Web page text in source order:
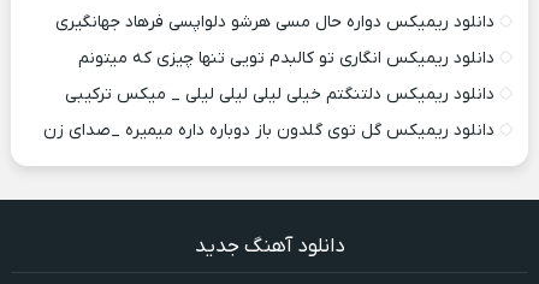
دانلود ریمیکس دواره حال مسی هرشو دلواپسی فرهاد جهانگیری
دانلود ریمیکس انگاری تو کالبدم تویی تنها چیزی که میتونم
دانلود ریمیکس دلتنگتم خیلی لیلی لیلی لیلی _ میکس ترکیبی
دانلود ریمیکس گل توی گلدون باز دوباره داره میمیره _صدای زن
دانلود آهنگ جدید